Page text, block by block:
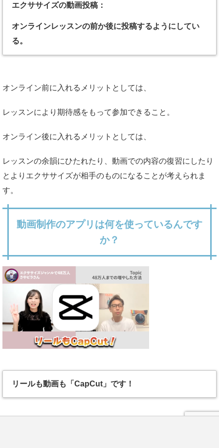
エクササイズの動画投稿：
オンラインレッスンの前か後に投稿するようにしてい
る。
オンライン前に入れるメリットとしては、
レッスンにより期待感をもって参加できること。
オンライン後に入れるメリットとしては、
レッスンの余韻にひたれたり、動画での内容の復習にしたり
とよりエクササイズが相手のものになることが考えられま
す。
動画制作のアプリは何を使っているんです
か？
リールも動画も「CapCut」です！